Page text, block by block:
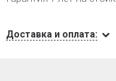
Доставка и оплата: